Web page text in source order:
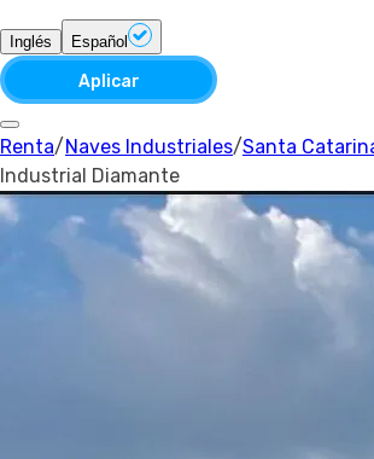
Inglés Español
Aplicar
Renta/ Naves Industriales/Santa
Industrial Diamante